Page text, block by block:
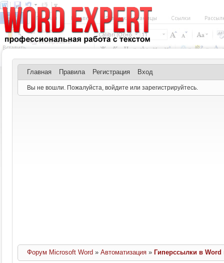
Главная Правила Регистрация Вход
Вы не вошли. Пожалуйста, войдите или зарегистрируйтесь.
Форум Microsoft Word »Автоматизация » Гиперссылки в